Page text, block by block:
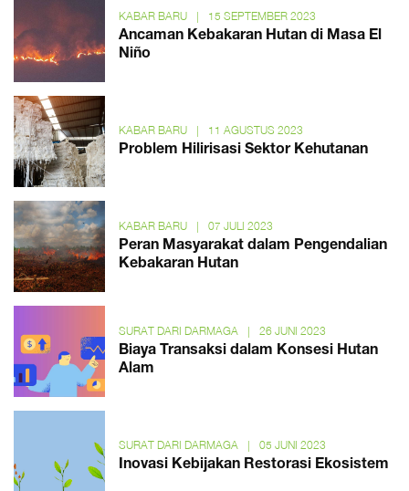
KABAR BARU | 15 SEPTEMBER 2023
Ancaman Kebakaran Hutan di Masa El
Niño
KABAR BARU | 11 AGUSTUS 2023
Problem Hilirisasi Sektor Kehutanan
KABAR BARU | 07 JULI 2023
Peran Masyarakat dalam Pengendalian
Kebakaran Hutan
SURAT DARI DARMAGA | 26 JUNI 2023
Biaya Transaksi dalam Konsesi Hutan
Alam
SURAT DARI DARMAGA | 05 JUNI 2023
Inovasi Kebijakan Restorasi Ekosistem